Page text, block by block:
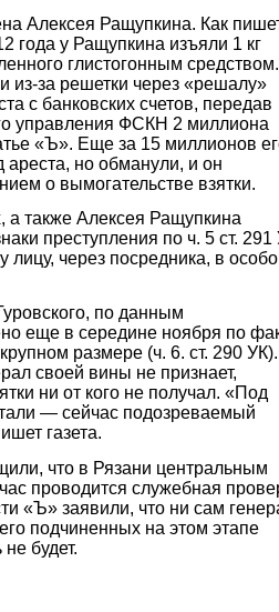
Алексея Ращупкина. Как
года у Ращупкина изъяли 1 кг
глистогонным
из-за решетки через «решалу»
с банковских счетов, передав
управления ФСКН 2 миллиона
«Ъ». Еще за 15 миллионов
но обманули, и он
о вымогательстве взятки.
а также Алексея Ращупкина
преступления по ч. 5 ст. 291
лицу, через посредника, в особо
по данным
еще в середине ноября по
размере (ч. 6. ст. 290
своей вины не признает,
ни от кого не получал. «Под
— сейчас подозреваемый
газета.
что в Рязани центральным
проводится служебная
«Ъ» заявили, что ни сам
подчиненных на этом этапе
будет.